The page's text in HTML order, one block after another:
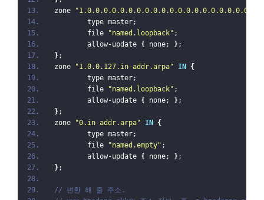
zone
        type master;
        file
"named.loopback" ;
        allow-update
{ none; };
};
zone
"1.0.0.127.in-addr.arpa" IN {
        type master;
        file
"named.loopback" ;
        allow-update
{ none; };
};
zone
"0.in-addr.arpa" IN {
        type master;
        file
"named.empty" ;
        allow-update
{ none; };
};
// 변환 해 줄 주소.